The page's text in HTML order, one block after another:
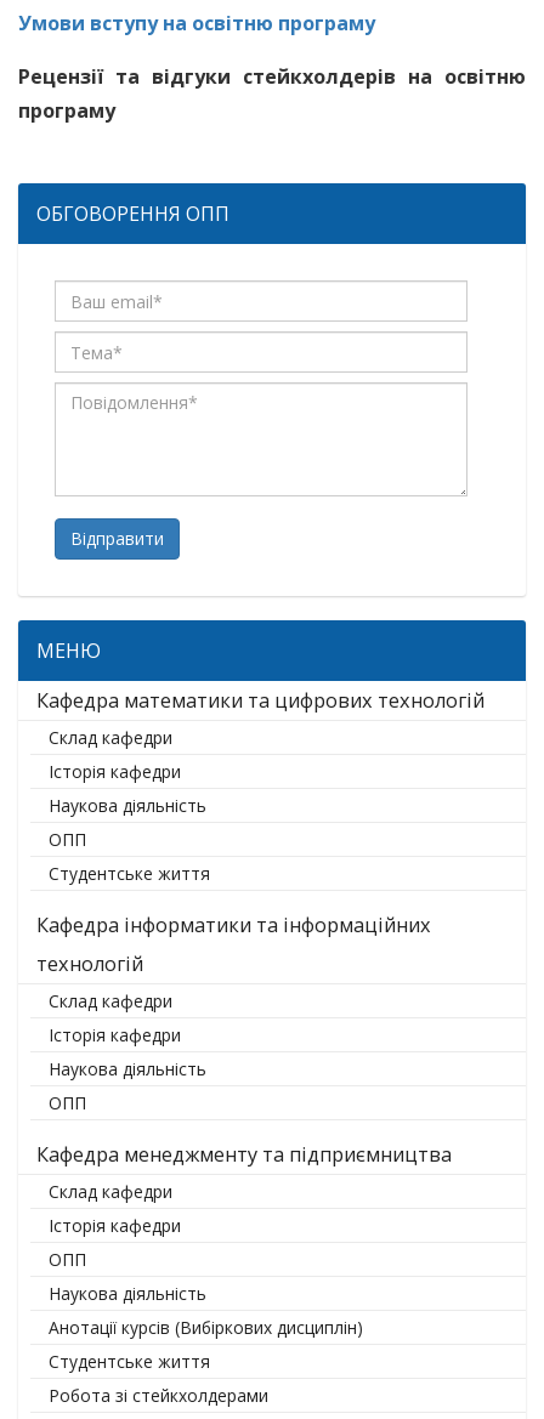
Умови вступу на освітню програму
Рецензії та відгуки стейкхолдерів на освітню
програму
ОБГОВОРЕННЯ ОПП
МЕНЮ
Кафедра математики та цифрових технологій
Склад кафедри
Історія кафедри
Наукова діяльність
ОПП
Студентське життя
Кафедра інформатики та інформаційних
технологій
Склад кафедри
Історія кафедри
Наукова діяльність
ОПП
Кафедра менеджменту та підприємництва
Склад кафедри
Історія кафедри
ОПП
Наукова діяльність
Анотації курсів (Вибіркових дисциплін)
Студентське життя
Робота зі стейкхолдерами